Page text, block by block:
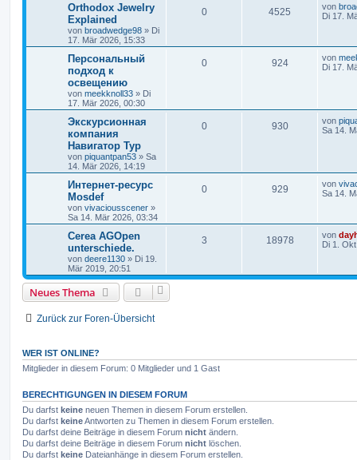
Orthodox Jewelry
Explained
von broadwedge98 » Di
17. Mär 2026, 15:33
0 4525 von
Di 17.
Персональный
подход к
освещению
von meekknoll33 » Di
17. Mär 2026, 00:30
0 924 von
Di 17.
Экскурсионная
компания
Навигатор Тур
von piquantpan53 » Sa
14. Mär 2026, 14:19
0 930 von
Sa 14.
Интернет-ресурс
Mosdef
von vivaciousscener »
Sa 14. Mär 2026, 03:34
0 929 von
Sa 14.
Cerea AGOpen
unterschiede.
von deere1130 » Di 19.
Mär 2019, 20:51
3 18978 von
Di 1.
Neues Thema
Zurück zur Foren-Übersicht
WER IST ONLINE?
Mitglieder in diesem Forum: 0 Mitglieder und 1 Gast
BERECHTIGUNGEN IN DIESEM FORUM
Du darfst keine neuen Themen in diesem Forum erstellen.
Du darfst keineAntworten zu Themen in diesem Forum erstellen.
Du darfst deine Beiträge in diesem Forum nicht ändern.
Du darfst deine Beiträge in diesem Forum nicht löschen.
Du darfst keine Dateianhänge in diesem Forum erstellen.